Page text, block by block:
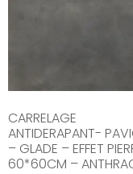
CARRELAGE
ANTIDERAPANT-
– GLADE – EFFET
60*60CM –